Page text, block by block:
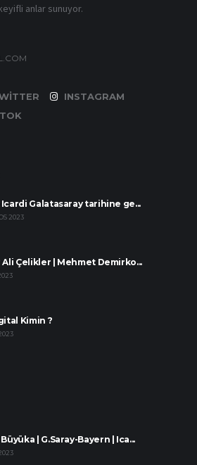
anlar sunuyor.
INSTAGRAM
Galatasaray tarihine ge...
2023
Ali Çelikler | Mehmet Demirko...
Kimin ?
| G.Saray-Bayern | Ica...